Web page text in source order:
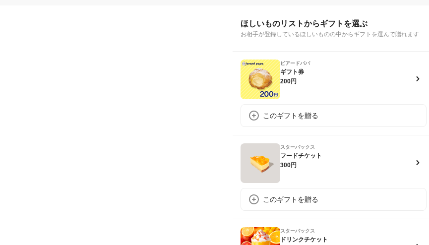
ほしいものリストからギフトを選ぶ
お相手が登録しているほしいものの中からギフトを選んで贈れます
ビアードパパ
ギフト券
200円
このギフトを贈る
スターバックス
フードチケット
300円
このギフトを贈る
スターバックス
ドリンクチケット